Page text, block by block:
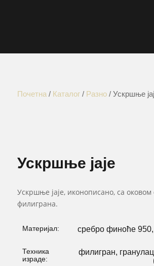
Почетна / Каталог/ Разно/ Ускршње
Ускршње јаје
Ускршње јаје, иконописано, са оковом
филиграна.
Материјал:
сребро финоће 950,
Техника
израде:
филигран,